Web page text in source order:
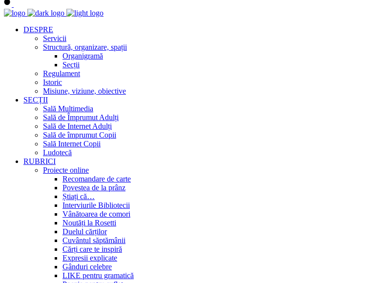
DESPRE
Servicii
Structură, organizare, spații
Organigramă
Secții
Regulament
Istoric
Misiune, viziune, obiective
SECȚII
Sală Multimedia
Sală de Împrumut Adulți
Sală de Internet Adulți
Sală de împrumut Copii
Sală Internet Copii
Ludotecă
RUBRICI
Proiecte online
Recomandare de carte
Povestea de la prânz
Știați că…
Interviurile Bibliotecii
Vânătoarea de comori
Noutăți la Rosetti
Duelul cărților
Cuvântul săptămânii
Cărți care te inspiră
Expresii explicate
Gânduri celebre
LIKE pentru gramatică